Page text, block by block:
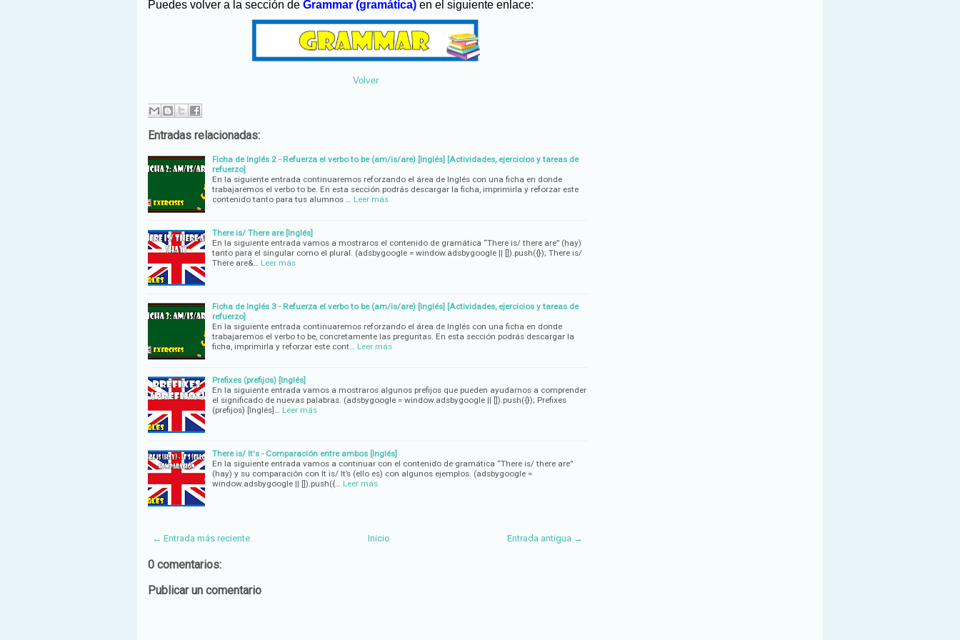
Puedes volver a la sección de Grammar (gramática) en el siguiente enlace:
Volver
Entradas relacionadas:
Ficha de Inglés 2 - Refuerza el verbo to be (am/is/are) [Inglés] [Actividades, ejercicios y tareas de
refuerzo]
En la siguiente entrada continuaremos reforzando el área de Inglés con una ficha en donde
trabajaremos el verbo to be. En esta sección podrás descargar la ficha, imprimirla y reforzar este
contenido tanto para tus alumnos … Leer más
There is/ There are [Inglés]
En la siguiente entrada vamos a mostraros el contenido de gramática “There is/ there are” (hay)
tanto para el singular como el plural. (adsbygoogle = window.adsbygoogle || []).push({}); There is/
There are&… Leer más
Ficha de Inglés 3 - Refuerza el verbo to be (am/is/are) [Inglés] [Actividades, ejercicios y tareas de
refuerzo]
En la siguiente entrada continuaremos reforzando el área de Inglés con una ficha en donde
trabajaremos el verbo to be, concretamente las preguntas. En esta sección podrás descargar la
ficha, imprimirla y reforzar este cont… Leer más
Prefixes (prefijos) [Inglés]
En la siguiente entrada vamos a mostraros algunos prefijos que pueden ayudarnos a comprender
el significado de nuevas palabras. (adsbygoogle = window.adsbygoogle || []).push({}); Prefixes
(prefijos) [Inglés]… Leer más
There is/ It's - Comparación entre ambos [Inglés]
En la siguiente entrada vamos a continuar con el contenido de gramática “There is/ there are”
(hay) y su comparación con It is/ It’s (ello es) con algunos ejemplos. (adsbygoogle =
window.adsbygoogle || []).push({… Leer más
← Entrada más reciente Entrada antigua →
Inicio
0 comentarios:
Publicar un comentario